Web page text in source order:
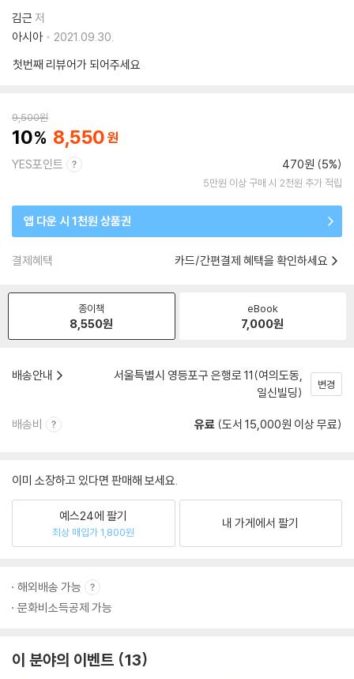
김근 저
아시아
2021.09.30.
첫번째 리뷰어가 되어주세요
9,500원
10 8,550
YES포인트 470원 (5%)
5만원 이상 구매 시 2천원 추가 적립
앱 다운 시 1천원 상품권
결제혜택 카드/간편결제 혜택을 확인하세요
종이책
8,550원
eBook
7,000원
배송안내
서울특별시 영등포구 은행로 11(여의도동,
일신빌딩)
변경
배송비 유료 (도서 15,000원 이상 무료)
이미 소장하고 있다면 판매해 보세요.
예스24에 팔기
최상 매입가 1,800원
내 가게에서 팔기
해외배송 가능
문화비소득공제 가능
이 분야의 이벤트 13